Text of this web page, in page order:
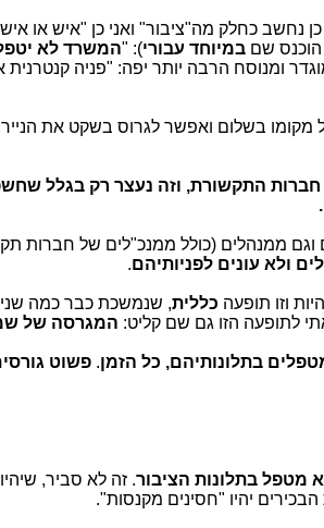
נחשב כחלק מה"ציבור" ואני כן "איש או
במיוחד עבורי): "המשרד לא
ומנוסח הרבה יותר יפה: "פניה קנטרנית
מקומו בשלום ואפשר לגרוס בשקט את
של אזרחים כנגד חברות התקשורת, וזה נעצר רק בגלל
ממנהלים (כולל ממנכ"לים של חברות
ולא עונים לפניותיהם.
וזו תופעה כללית, שנמשכת כבר כמה
לתופעה הזו גם שם קליט: המגרסה של
בתלונותיהם, כל הזמן.פשוט
מטפל בתלונות הציבור. זה לא סביר,
יהיו "חסינים מקנסות".